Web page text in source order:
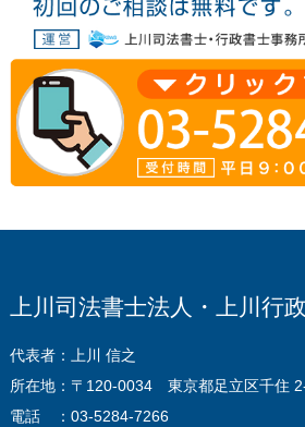
上川司法書士法人・上川行
代表者：上川 信之
所在地：〒120-0034 東京都足立区千住
電話 ：03-5284-7266